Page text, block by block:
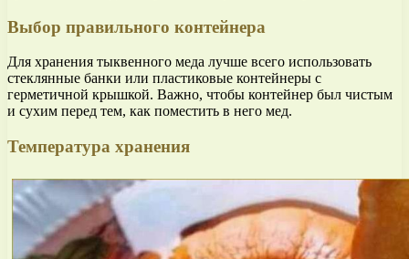
Выбор правильного контейнера
Для хранения тыквенного меда лучше всего использовать
стеклянные банки или пластиковые контейнеры с
герметичной крышкой. Важно, чтобы контейнер был чистым
и сухим перед тем, как поместить в него мед.
Температура хранения